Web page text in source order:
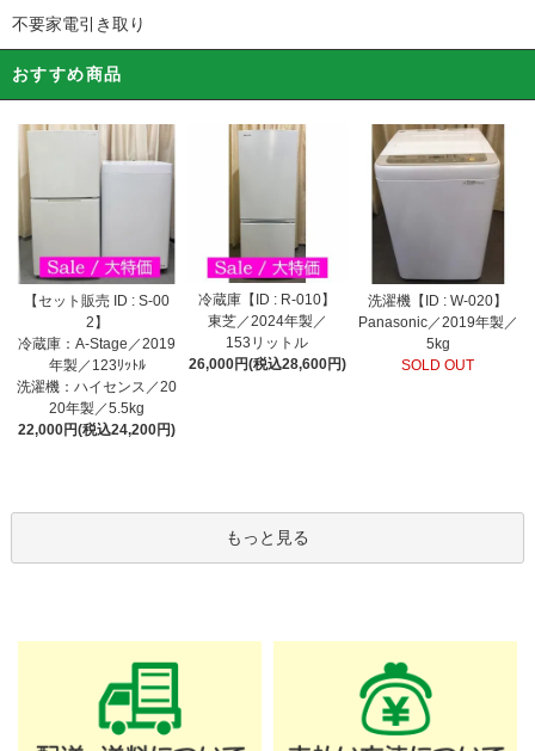
不要家電引き取り
おすすめ商品
【セット販売 ID : S-00
2】
冷蔵庫：A-Stage／2019
年製／123ﾘｯﾄﾙ
洗濯機：ハイセンス／20
20年製／5.5kg
22,000円(税込24,200円)
冷蔵庫【ID : R-010】
東芝／2024年製／
153リットル
26,000円(税込28,600円)
洗濯機【ID : W-020】
Panasonic／2019年製／
5kg
SOLD OUT
もっと見る